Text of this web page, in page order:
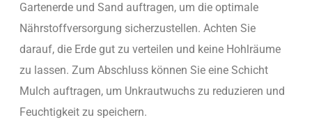
Gartenerde und Sand auftragen, um die optimale
Nährstoffversorgung sicherzustellen. Achten Sie
darauf, die Erde gut zu verteilen und keine Hohlräume
zu lassen. Zum Abschluss können Sie eine Schicht
Mulch auftragen, um Unkrautwuchs zu reduzieren und
Feuchtigkeit zu speichern.